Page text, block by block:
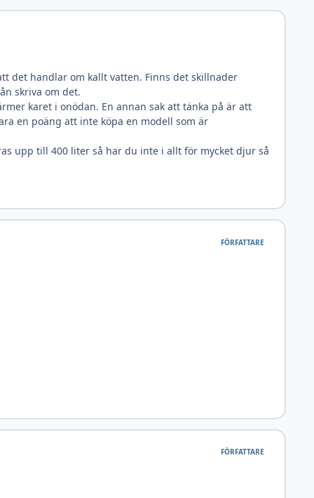
det handlar om kallt vatten. Finns det skillnader
skriva om det.
karet i onödan. En annan sak att tänka på är att
en poäng att inte köpa en modell som är
upp till 400 liter så har du inte i allt för mycket djur så
FÖRFATTARE
FÖRFATTARE